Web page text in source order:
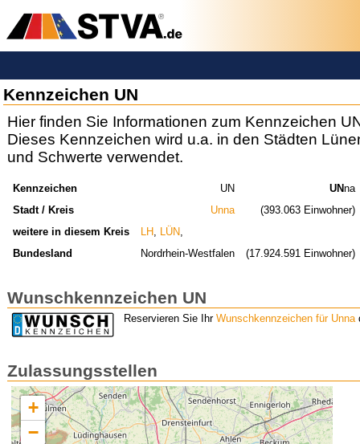
Kennzeichen UN
Hier finden Sie Informationen zum Kennzeichen
Dieses Kennzeichen wird u.a. in den Städten
und Schwerte verwendet.
Kennzeichen UN UNna
Stadt / Kreis
Unna
(393.063 Einwohner)
weitere in diesem Kreis
LH, LÜN,
Bundesland
Nordrhein-Westfalen (17.924.591 Einwohner)
Wunschkennzeichen UN
Reservieren Sie Ihr Wunschkennzeichen für Unna
Zulassungsstellen
+
−